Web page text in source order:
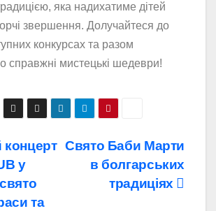
яка надихатиме дітей
звершення. Долучайтеся до
конкурсах та разом
справжні мистецькі шедеври!
Свято Баби Марти
в болгарських
традиціях
у
та